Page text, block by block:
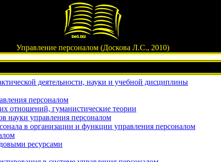
Управление персоналом (Доскова Л.С., 2010)
деятельности, науки и учебной дисциплины
персоналом
отношений, гуманистические теории
науки управления персоналом
в организации и функции управления персоналом
ресурсами